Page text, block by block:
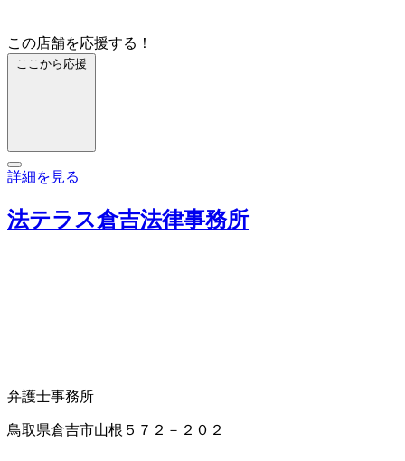
この店舗を応援する！
ここから応援
詳細を見る
法テラス倉吉法律事務所
弁護士事務所
鳥取県倉吉市山根５７２－２０２